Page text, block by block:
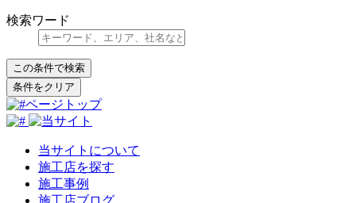
検索ワード
ページトップ
当サイトについて
施工店を探す
施工事例